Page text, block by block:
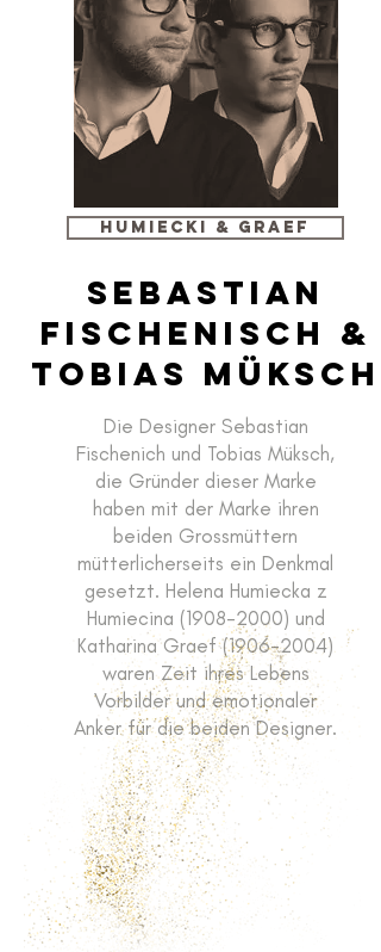
HUMIECKI & GRAEF
Sebastian
Fischenisch &
Tobias Müksch
Die Designer Sebastian
Fischenich und Tobias Müksch,
die Gründer dieser Marke
haben mit der Marke ihren
beiden Grossmüttern
mütterlicherseits ein Denkmal
gesetzt. Helena Humiecka z
Humiecina (1908-2000) und
Katharina Graef(1906-2004)
waren Zeit ihres Lebens
Vorbilder und emotionaler
Anker für die beiden Designer.